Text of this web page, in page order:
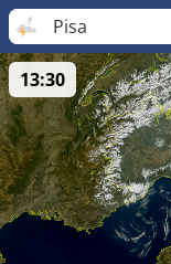
Pisa
13:30